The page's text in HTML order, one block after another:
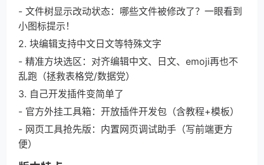
- 文件树显示改动状态：哪些文件被修改了？一眼看到
小图标提示！
2. 块编辑支持中文日文等特殊文字
- 精准方块选区：对齐编辑中文、日文、emoji再也不
乱跑（拯救表格党/数据党）
3. 自己开发插件变简单了
- 官方外挂工具箱：开放插件开发包（含教程+模板）
- 网页工具抢先版：内置网页调试助手（写前端更方
便）